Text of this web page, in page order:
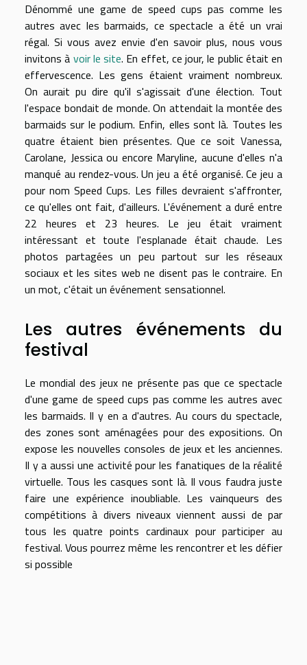
Dénommé une game de speed cups pas comme les
autres avec les barmaids, ce spectacle a été un vrai
régal. Si vous avez envie d'en savoir plus, nous vous
invitons à voir le site. En effet, ce jour, le public était en
effervescence. Les gens étaient vraiment nombreux.
On aurait pu dire qu'il s'agissait d'une élection. Tout
l'espace bondait de monde. On attendait la montée des
barmaids sur le podium. Enfin, elles sont là. Toutes les
quatre étaient bien présentes. Que ce soit Vanessa,
Carolane, Jessica ou encore Maryline, aucune d'elles n'a
manqué au rendez-vous. Un jeu a été organisé. Ce jeu a
pour nom Speed Cups. Les filles devraient s'affronter,
ce qu'elles ont fait, d'ailleurs. L'événement a duré entre
22 heures et 23 heures. Le jeu était vraiment
intéressant et toute l'esplanade était chaude. Les
photos partagées un peu partout sur les réseaux
sociaux et les sites web ne disent pas le contraire. En
un mot, c'était un événement sensationnel.
Les autres événements du
festival
Le mondial des jeux ne présente pas que ce spectacle
d'une game de speed cups pas comme les autres avec
les barmaids. Il y en a d'autres. Au cours du spectacle,
des zones sont aménagées pour des expositions. On
expose les nouvelles consoles de jeux et les anciennes.
Il y a aussi une activité pour les fanatiques de la réalité
virtuelle. Tous les casques sont là. Il vous faudra juste
faire une expérience inoubliable. Les vainqueurs des
compétitions à divers niveaux viennent aussi de par
tous les quatre points cardinaux pour participer au
festival. Vous pourrez même les rencontrer et les défier
si possible